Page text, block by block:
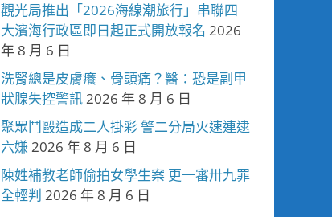
觀光局推出「2026海線潮旅行」串聯四
大濱海行政區即日起正式開放報名 2026
年 8 月 6 日
洗腎總是皮膚癢、骨頭痛？醫：恐是副甲
狀腺失控警訊2026 年 8 月 6 日
聚眾鬥毆造成二人掛彩 警二分局火速連逮
六嫌2026 年 8 月 6 日
陳姓補教老師偷拍女學生案 更一審卅九罪
全輕判 2026 年 8 月 6 日